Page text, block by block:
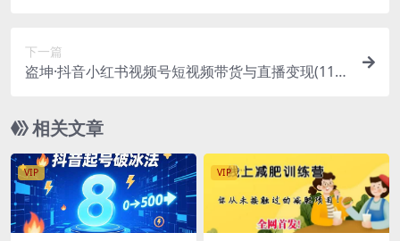
下一篇
盗坤·抖音小红书视频号短视频带货与直播变现(11-2
相关文章
VIP VIP